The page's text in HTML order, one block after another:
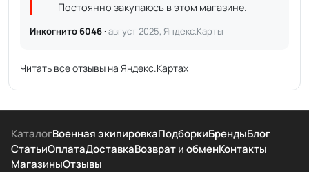
Постоянно закупаюсь в этом магазине.
Инкогнито 6046 ·август 2025, Яндекс.Карты
Читать все отзывы на Яндекс.Картах
КаталогВоенная экипировкаПодборкиБрендыБлог
СтатьиОплатаДоставкаВозврат и обменКонтакты
МагазиныОтзывы